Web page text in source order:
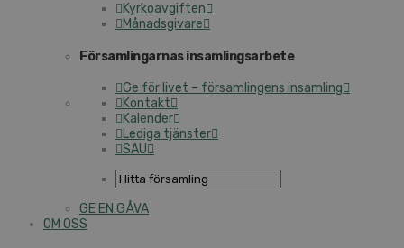
Kyrkoavgiften
Månadsgivare
Församlingarnas insamlingsarbete
Ge för livet – församlingens insamling
Kontakt
Kalender
Lediga tjänster
SAU
GE EN GÅVA
OM OSS